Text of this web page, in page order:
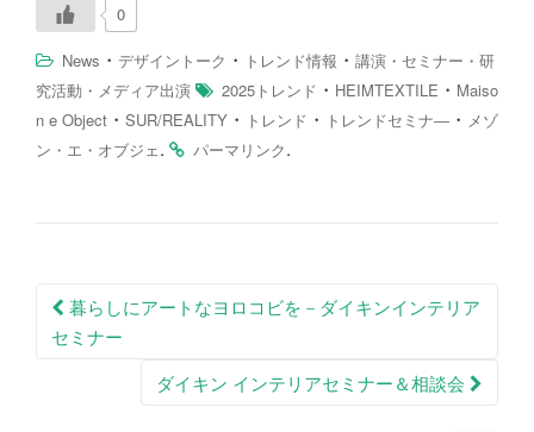
0
News ・ デザイントーク ・ トレンド情報 ・ 講演・セミナー・研
究活動・メディア出演
2025トレンド ・ HEIMTEXTILE ・ Maiso
n e Object ・ SUR/REALITY ・ トレンド ・ トレンドセミナ― ・ メゾ
ン・エ・オブジェ. パーマリンク.
投
稿
暮らしにアートなヨロコビを－ダイキンインテリア
セミナー
ダイキン インテリアセミナー＆相談会